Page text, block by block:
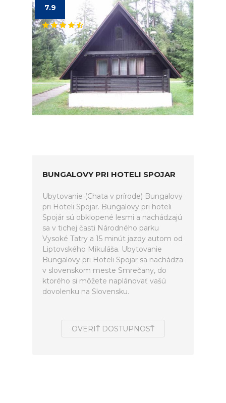
7.9
BUNGALOVY PRI HOTELI SPOJAR
Ubytovanie (Chata v prírode) Bungalovy
pri Hoteli Spojar. Bungalovy pri hoteli
Spojár sú obklopené lesmi a nachádzajú
sa v tichej časti Národného parku
Vysoké Tatry a 15 minút jazdy autom od
Liptovského Mikuláša. Ubytovanie
Bungalovy pri Hoteli Spojar sa nachádza
v slovenskom meste Smrečany, do
ktorého si môžete naplánovať vašú
dovolenku na Slovensku.
OVERIŤ DOSTUPNOSŤ